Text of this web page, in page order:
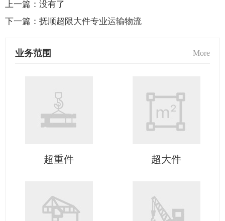
上一篇： 没有了
下一篇： 抚顺超限大件专业运输物流
业务范围 More
超重件 超大件